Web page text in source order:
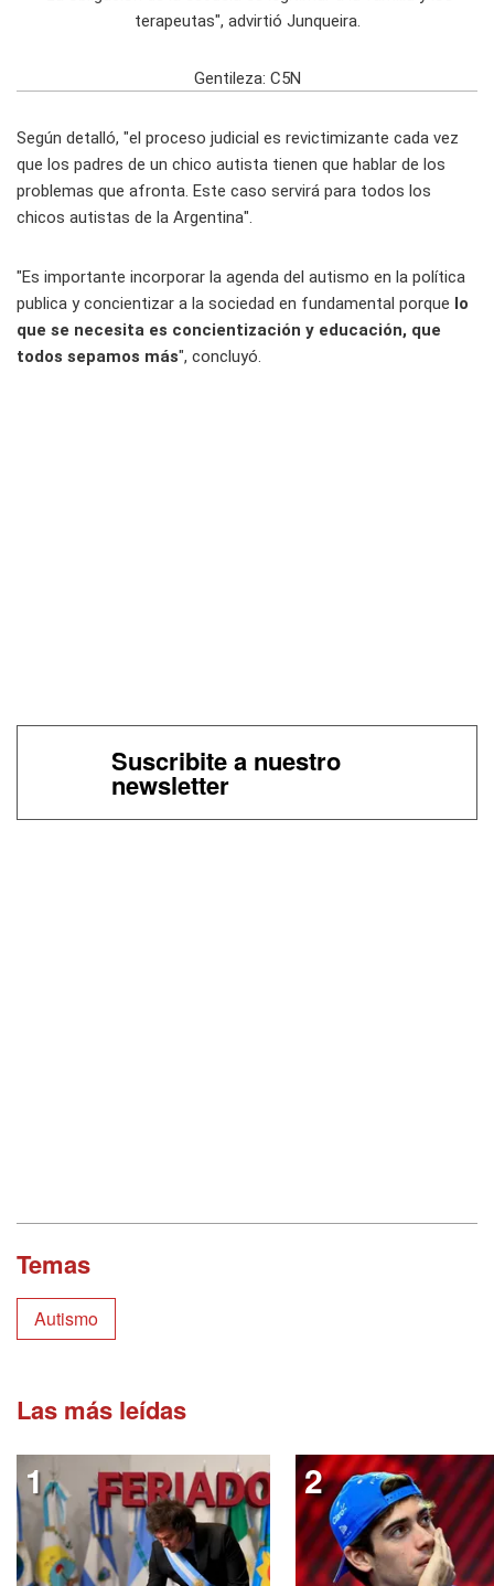
terapeutas", advirtió Junqueira.
Gentileza: C5N
Según detalló, "el proceso judicial es revictimizante cada vez
que los padres de un chico autista tienen que hablar de los
problemas que afronta. Este caso servirá para todos los
chicos autistas de la Argentina".
"Es importante incorporar la agenda del autismo en la política
publica y concientizar a la sociedad en fundamental porque lo
que se necesita es concientización y educación, que
todos sepamos más", concluyó.
Suscribite a nuestro
newsletter
Temas
Autismo
Las más leídas